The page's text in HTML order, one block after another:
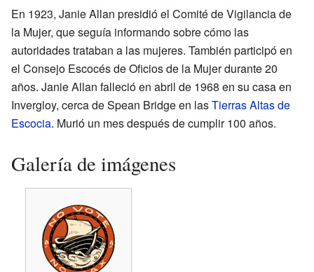
En 1923, Janie Allan presidió el Comité de Vigilancia de
la Mujer, que seguía informando sobre cómo las
autoridades trataban a las mujeres. También participó en
el Consejo Escocés de Oficios de la Mujer durante 20
años. Janie Allan falleció en abril de 1968 en su casa en
Invergloy, cerca de Spean Bridge en lasTierras Altas de
Escocia. Murió un mes después de cumplir 100 años.
Galería de imágenes